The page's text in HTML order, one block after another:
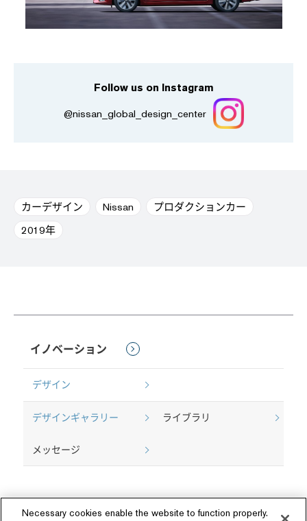
Follow us on Instagram
@nissan_global_design_center
カーデザイン Nissan
プロダクションカー
2019年
イノベーション
デザイン
デザインギャラリー ライブラリ
メッセージ
Necessary cookies enable the website to function properly.